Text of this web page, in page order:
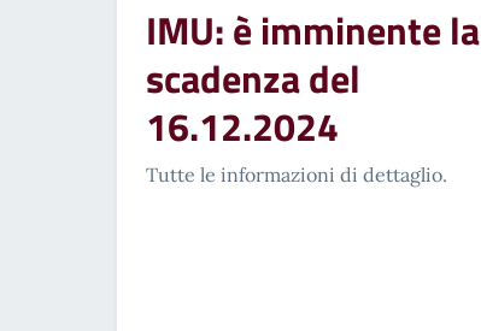
IMU: è imminente la
scadenza del
16.12.2024
Tutte le informazioni di dettaglio.